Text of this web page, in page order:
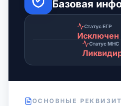
Базовая
Статус ЕГР
Исключен
Статус МНС
ОСНОВНЫЕ